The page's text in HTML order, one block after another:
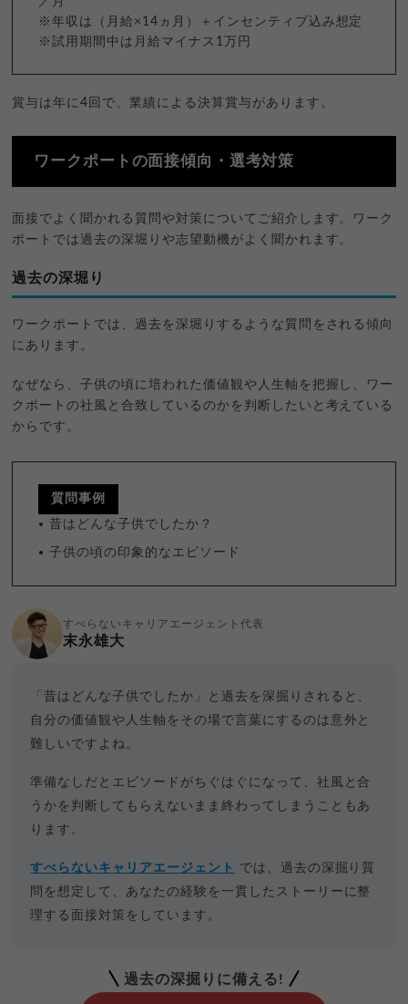
※年収は（月給×14ヵ月）＋インセンティブ込み想定
※試用期間中は月給マイナス1万円
賞与は年に4回で、業績による決算賞与があります。
ワークポートの面接傾向・選考対策
面接でよく聞かれる質問や対策についてご紹介します。ワーク
ポートでは過去の深堀りや志望動機がよく聞かれます。
過去の深堀り
ワークポートでは、過去を深堀りするような質問をされる傾向
にあります。
なぜなら、子供の頃に培われた価値観や人生軸を把握し、ワー
クポートの社風と合致しているのかを判断したいと考えている
からです。
質問事例
昔はどんな子供でしたか？
子供の頃の印象的なエピソード
すべらないキャリアエージェント代表
末永雄大
「昔はどんな子供でしたか」と過去を深掘りされると、
自分の価値観や人生軸をその場で言葉にするのは意外と
難しいですよね。
準備なしだとエピソードがちぐはぐになって、社風と合
うかを判断してもらえないまま終わってしまうこともあ
ります。
すべらないキャリアエージェント
では、過去の深掘り質
問を想定して、あなたの経験を一貫したストーリーに整
理する面接対策をしています。
過去の深掘りに備える!